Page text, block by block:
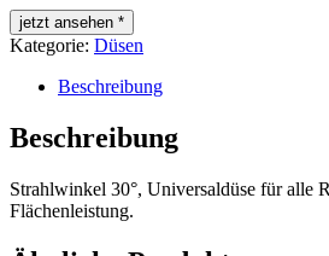
jetzt ansehen *
Kategorie: Düsen
Beschreibung
Beschreibung
Strahlwinkel 30°, Universaldüse für alle
Flächenleistung.